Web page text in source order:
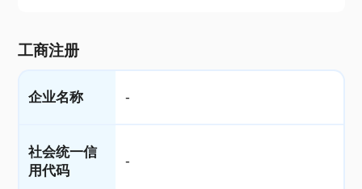
工商注册
企业名称 -
社会统一信
用代码
-